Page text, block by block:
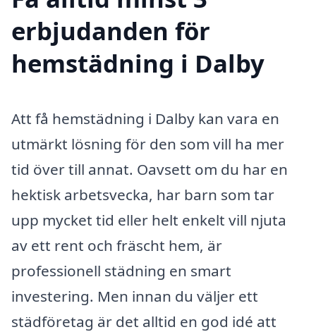
erbjudanden för
hemstädning i Dalby
Att få hemstädning i Dalby kan vara en
utmärkt lösning för den som vill ha mer
tid över till annat. Oavsett om du har en
hektisk arbetsvecka, har barn som tar
upp mycket tid eller helt enkelt vill njuta
av ett rent och fräscht hem, är
professionell städning en smart
investering. Men innan du väljer ett
städföretag är det alltid en god idé att